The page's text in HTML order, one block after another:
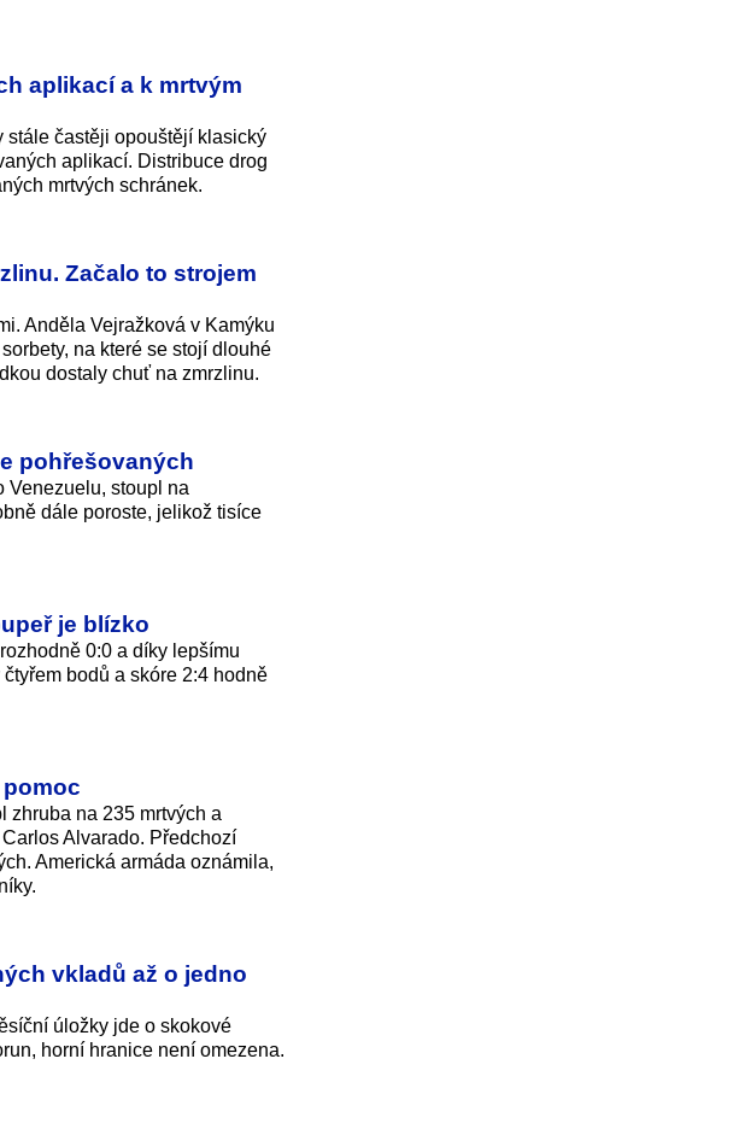
aplikací a k mrtvým
stále častěji opouštějí klasický
aplikací. Distribuce drog
mrtvých schránek.
Začalo to strojem
Anděla Vejražková v Kamýku
na které se stojí dlouhé
dostaly chuť na zmrzlinu.
pohřešovaných
Venezuelu, stoupl na
dále poroste, jelikož tisíce
je blízko
0:0 a díky lepšímu
bodů a skóre 2:4 hodně
zhruba na 235 mrtvých a
Alvarado. Předchozí
Americká armáda oznámila,
vkladů až o jedno
úložky jde o skokové
horní hranice není omezena.